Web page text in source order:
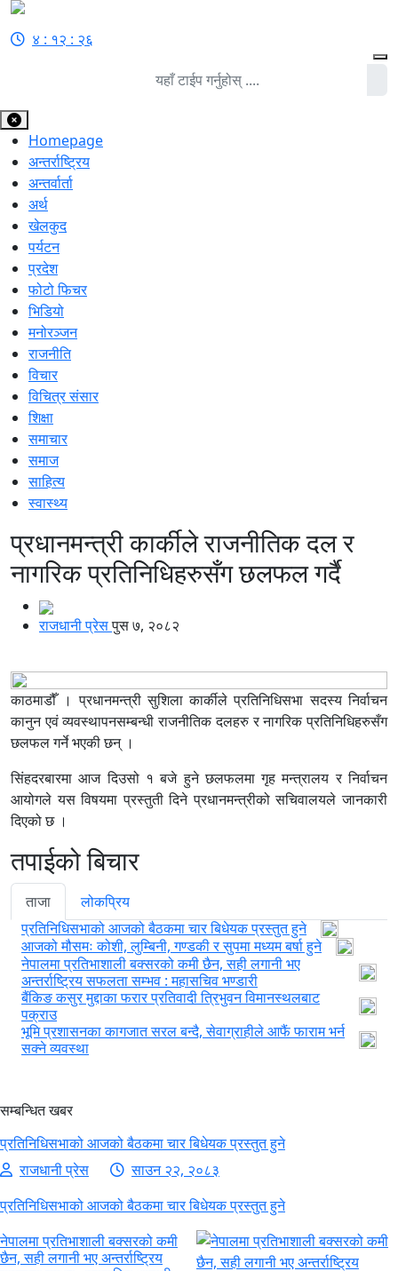
४ : १२ : २६
Homepage
अन्तर्राष्ट्रिय
अन्तर्वार्ता
अर्थ
खेलकुद
पर्यटन
प्रदेश
फोटो फिचर
भिडियो
मनोरञ्जन
राजनीति
विचार
विचित्र संसार
शिक्षा
समाचार
समाज
साहित्य
स्वास्थ्य
प्रधानमन्त्री कार्कीले राजनीतिक दल र
नागरिक प्रतिनिधिहरुसँग छलफल गर्दै
राजधानी प्रेसपुस ७, २०८२
काठमाडौँ । प्रधानमन्त्री सुशिला कार्कीले प्रतिनिधिसभा सदस्य निर्वाचन
कानुन एवं व्यवस्थापनसम्बन्धी राजनीतिक दलहरु र नागरिक प्रतिनिधिहरुसँग
छलफल गर्ने भएकी छन् ।
सिंहदरबारमा आज दिउसो १ बजे हुने छलफलमा गृह मन्त्रालय र निर्वाचन
आयोगले यस विषयमा प्रस्तुती दिने प्रधानमन्त्रीको सचिवालयले जानकारी
दिएको छ ।
तपाईको बिचार
ताजा
लोकप्रिय
प्रतिनिधिसभाको आजको बैठकमा चार बिधेयक प्रस्तुत हुने
आजको मौसमः कोशी, लुम्बिनी, गण्डकी र सुपमा मध्यम बर्षा हुने
नेपालमा प्रतिभाशाली बक्सरको कमी छैन, सही लगानी भए
अन्तर्राष्ट्रिय सफलता सम्भव : महासचिव भण्डारी
बैंकिङ कसुर मुद्दाका फरार प्रतिवादी त्रिभुवन विमानस्थलबाट
पक्राउ
भूमि प्रशासनका कागजात सरल बन्दै, सेवाग्राहीले आफैं फाराम भर्न
सक्ने व्यवस्था
सम्बन्धित खबर
प्रतिनिधिसभाको आजको बैठकमा चार बिधेयक प्रस्तुत हुने
राजधानी प्रेस
साउन २२, २०८३
प्रतिनिधिसभाको आजको बैठकमा चार बिधेयक प्रस्तुत हुने
नेपालमा प्रतिभाशाली बक्सरको कमी
छैन, सही लगानी भए अन्तर्राष्ट्रिय